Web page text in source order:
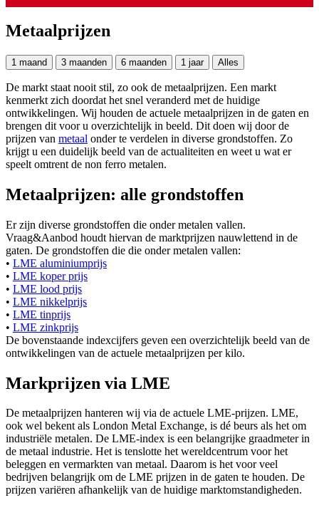
Metaalprijzen
1 maand 3 maanden 6 maanden 1 jaar Alles
De markt staat nooit stil, zo ook de metaalprijzen. Een markt
kenmerkt zich doordat het snel veranderd met de huidige
ontwikkelingen. Wij houden de actuele metaalprijzen in de gaten en
brengen dit voor u overzichtelijk in beeld. Dit doen wij door de
prijzen van metaal onder te verdelen in diverse grondstoffen. Zo
krijgt u een duidelijk beeld van de actualiteiten en weet u wat er
speelt omtrent de non ferro metalen.
Metaalprijzen: alle grondstoffen
Er zijn diverse grondstoffen die onder metalen vallen.
Vraag&Aanbod houdt hiervan de marktprijzen nauwlettend in de
gaten. De grondstoffen die die onder metalen vallen:
• LME aluminiumprijs
• LME koper prijs
• LME lood prijs
• LME nikkelprijs
• LME tinprijs
• LME zinkprijs
De bovenstaande indexcijfers geven een overzichtelijk beeld van de
ontwikkelingen van de actuele metaalprijzen per kilo.
Markprijzen via LME
De metaalprijzen hanteren wij via de actuele LME-prijzen. LME,
ook wel bekent als London Metal Exchange, is dé beurs als het om
industriële metalen. De LME-index is een belangrijke graadmeter in
de metaal industrie. Het is tenslotte het wereldcentrum voor het
beleggen en vermarkten van metaal. Daarom is het voor veel
bedrijven belangrijk om de LME prijzen in de gaten te houden. De
prijzen variëren afhankelijk van de huidige marktomstandigheden.